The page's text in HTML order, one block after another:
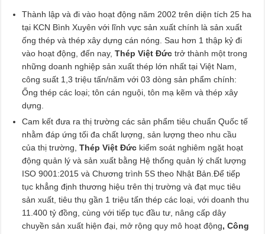
Thành lập và đi vào hoạt động năm 2002 trên diện tích 25 ha
tại KCN Bình Xuyên với lĩnh vực sản xuất chính là sản xuất
ống thép và thép xây dựng cán nóng. Sau hơn 1 thập kỷ đi
vào hoạt động, đến nay, Thép Việt Đứctrở thành một trong
những doanh nghiệp sản xuất thép lớn nhất tại Việt Nam,
công suất 1,3 triệu tấn/năm với 03 dòng sản phẩm chính:
Ống thép các loại; tôn cán nguội, tôn mạ kẽm và thép xây
dựng.
Cam kết đưa ra thị trường các sản phẩm tiêu chuẩn Quốc tế
nhằm đáp ứng tối đa chất lượng, sản lượng theo nhu cầu
của thị trường,Thép Việt Đức kiểm soát nghiêm ngặt hoạt
động quản lý và sản xuất bằng Hệ thống quản lý chất lượng
ISO 9001:2015 và Chương trình 5S theo Nhật Bản.Để tiếp
tục khẳng định thương hiệu trên thị trường và đạt mục tiêu
sản xuất, tiêu thụ gần 1 triệu tấn thép các loại, với doanh thu
11.400 tỷ đồng, cùng với tiếp tục đầu tư, nâng cấp dây
chuyền sản xuất hiện đại, mở rộng quy mô hoạt động, Công